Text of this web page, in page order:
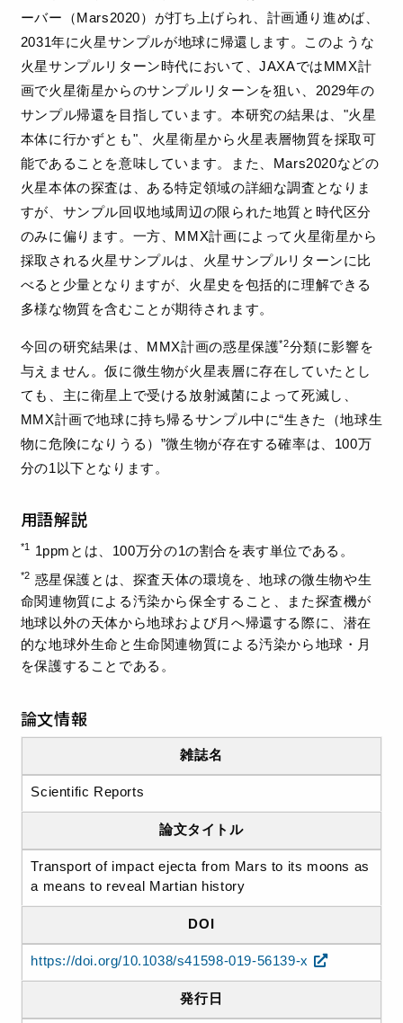
ーバー（Mars2020）が打ち上げられ、計画通り進めば、
2031年に火星サンプルが地球に帰還します。このような
火星サンプルリターン時代において、JAXAではMMX計
画で火星衛星からのサンプルリターンを狙い、2029年の
サンプル帰還を目指しています。本研究の結果は、"火星
本体に行かずとも"、火星衛星から火星表層物質を採取可
能であることを意味しています。また、Mars2020などの
火星本体の探査は、ある特定領域の詳細な調査となりま
すが、サンプル回収地域周辺の限られた地質と時代区分
のみに偏ります。一方、MMX計画によって火星衛星から
採取される火星サンプルは、火星サンプルリターンに比
べると少量となりますが、火星史を包括的に理解できる
多様な物質を含むことが期待されます。
今回の研究結果は、MMX計画の惑星保護*2分類に影響を
与えません。仮に微生物が火星表層に存在していたとし
ても、主に衛星上で受ける放射滅菌によって死滅し、
MMX計画で地球に持ち帰るサンプル中に“生きた（地球生
物に危険になりうる）”微生物が存在する確率は、100万
分の1以下となります。
用語解説
*1 1ppmとは、100万分の1の割合を表す単位である。
*2 惑星保護とは、探査天体の環境を、地球の微生物や生
命関連物質による汚染から保全すること、また探査機が
地球以外の天体から地球および月へ帰還する際に、潜在
的な地球外生命と生命関連物質による汚染から地球・月
を保護することである。
論文情報
雑誌名
Scientific Reports
論文タイトル
Transport of impact ejecta from Mars to its moons as
a means to reveal Martian history
DOI
https://doi.org/10.1038/s41598-019-56139-x
発行日